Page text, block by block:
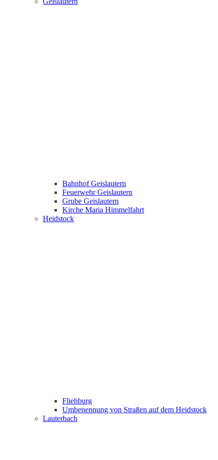
Bahnhof Geislautern
Feuerwehr Geislautern
Grube Geislautern
Kirche Maria Himmelfahrt
Heidstock
Fliehburg
Umbenennung von Straßen auf dem Heidstock
Lauterbach